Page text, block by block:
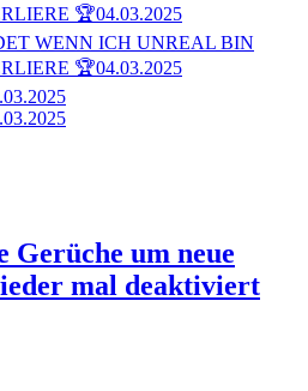
🏆04.03.2025
WENN ICH UNREAL BIN
🏆04.03.2025
Gerüche um neue
mal deaktiviert